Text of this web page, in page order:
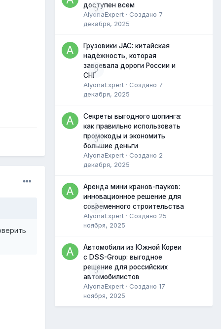
0
доступен всем
AlyonaExpert · Создано 7
декабря, 2025
0
Грузовики JAC: китайская
надёжность, которая
завоевала дороги России и
СНГ
AlyonaExpert · Создано 7
декабря, 2025
0
Секреты выгодного шопинга:
как правильно использовать
промокоды и экономить
большие деньги
AlyonaExpert · Создано 2
декабря, 2025
0
Аренда мини кранов-пауков:
инновационное решение для
современного строительства
AlyonaExpert · Создано 25
ноября, 2025
0
Автомобили из Южной Кореи
с DSS-Group: выгодное
решение для российских
автомобилистов
AlyonaExpert · Создано 17
ноября, 2025